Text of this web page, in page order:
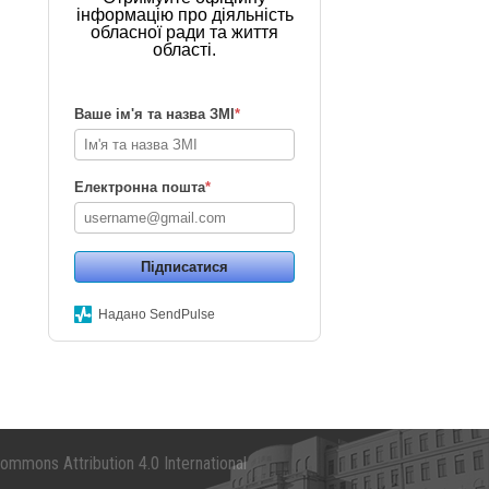
інформацію про діяльність
обласної ради та життя
області.
Ваше ім'я та назва ЗМІ*
Електронна пошта*
Підписатися
Надано SendPulse
Attribution 4.0 International